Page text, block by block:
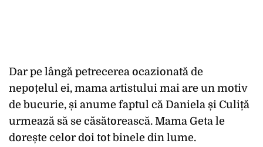
Dar pe lângă petrecerea ocazionată de
nepoțelul ei, mama artistului mai are un motiv
de bucurie, și anume faptul că Daniela și Culiță
urmează să se căsătorească. Mama Geta le
dorește celor doi tot binele din lume.